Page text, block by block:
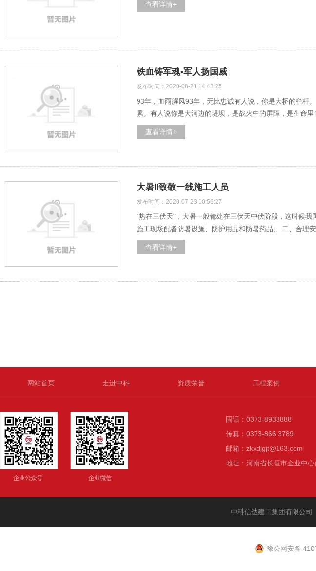
查看详情+
铁血铸军魂•军人扬国威
发布时间：2020-08-21 14:43:25
93年，血雨腥风93年，无比忠诚有人说，你是大桥的栏杆
累。有人说你是大河边的堤坝，是战火中的屏障，是生命
查看详情+
大暑‖致敬一线施工人员
发布时间：2020-07-23 10:56:27
“热在三伏天"，大暑一般都处在三伏天中伏阶段，这时候
施工现场配备防暑设施、防护用品和防暑药品;、二、合理
查看详情+
网站首页 走进中科 资质荣誉 工程案例
固话：0373-8933888
传真：0373-866 3789
邮箱：zkxdjgjt@163.com
地址：河南省长垣市企业中
中科信达建工集团有限公
豫公网安备